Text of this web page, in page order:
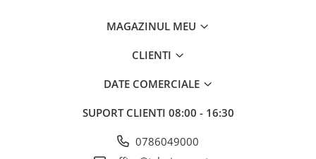
Mistrii drepte si pentru colturi
Markere cu vopsea
MAGAZINUL MEU
CLIENTI
DATE COMERCIALE
SUPORT CLIENTI 08:00 - 16:30
0786049000